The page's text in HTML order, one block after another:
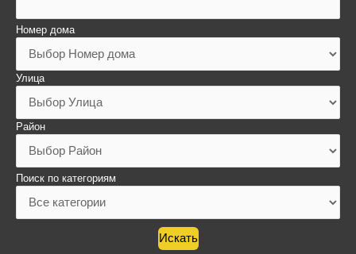
Номер дома
Улица
Район
Поиск по категориям